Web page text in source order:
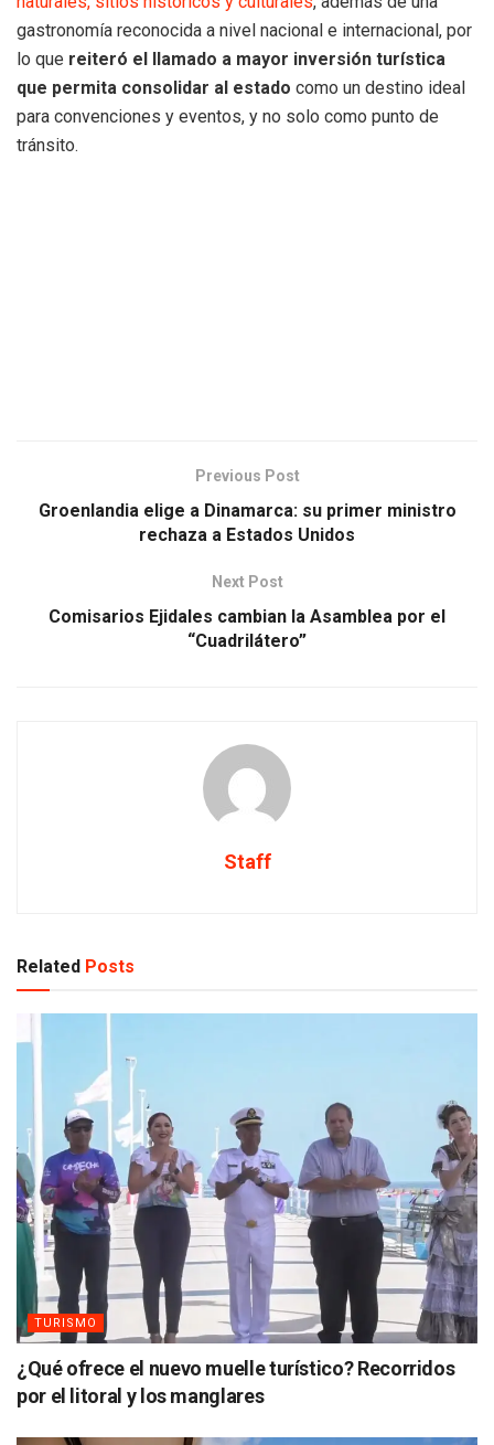
gastronomía reconocida a nivel nacional e internacional, por
lo que reiteró el llamado a mayor inversión turística
que permita consolidar al estado como un destino ideal
para convenciones y eventos, y no solo como punto de
tránsito.
Previous Post
Groenlandia elige a Dinamarca: su primer ministro
rechaza a Estados Unidos
Next Post
Comisarios Ejidales cambian la Asamblea por el
“Cuadrilátero”
Staff
Related Posts
TURISMO
¿Qué ofrece el nuevo muelle turístico? Recorridos
por el litoral y los manglares